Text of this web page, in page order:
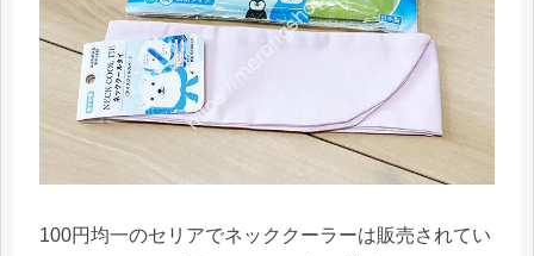
100円均一のセリアでネッククーラーは販売されてい